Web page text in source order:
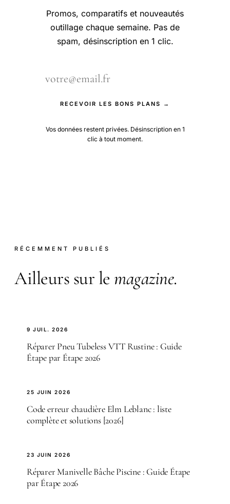
Promos, comparatifs et nouveautés
outillage chaque semaine. Pas de
spam, désinscription en 1 clic.
RECEVOIR LES BONS PLANS →
Vos données restent privées. Désinscription en 1
clic à tout moment.
RÉCEMMENT PUBLIÉS
Ailleurs sur le magazine.
9 JUIL. 2026
Réparer Pneu Tubeless VTT Rustine : Guide
Étape par Étape 2026
25 JUIN 2026
Code erreur chaudière Elm Leblanc : liste
complète et solutions [2026]
23 JUIN 2026
Réparer Manivelle Bâche Piscine : Guide Étape
par Étape 2026